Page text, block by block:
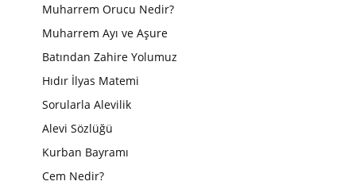
Muharrem Orucu Nedir?
Muharrem Ayı ve Aşure
Batından Zahire Yolumuz
Hıdır İlyas Matemi
Sorularla Alevilik
Alevi Sözlüğü
Kurban Bayramı
Cem Nedir?